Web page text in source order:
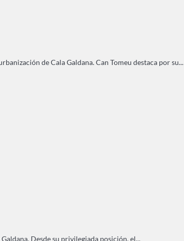
de Cala Galdana. Can Tomeu destaca por su...
Desde su privilegiada posición, el...